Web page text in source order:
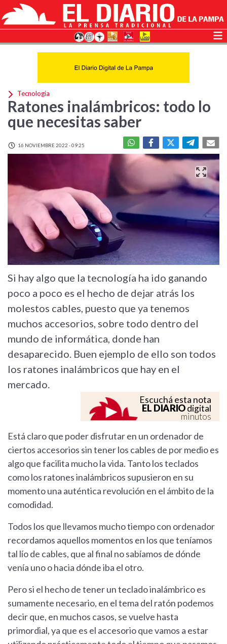
Tecnologia
Ratones inalámbricos: todo lo
que necesitas saber
16 NOVIEMBRE 2022 - 09:25
Si hay algo que la tecnología ha ido ganando
poco a poco es el hecho de dejar atrás los
molestos cables, puesto que ya tenemos
muchos accesorios, sobre todo dentro del
mundo de informática, donde han
desaparecido. Buen ejemplo de ello son todos
los ratones inalámbricos que hay en el
mercado.
Escuchá esta nota
EL DIARIOdigital
minutos
Está claro que poder disfrutar en un ordenador de
ciertos accesorios sin tener los cables de por medio es
algo que facilita mucho la vida. Tanto los teclados
como los ratones inalámbricos supusieron en su
momento una auténtica revolución en el ámbito de la
comodidad.
Todos los que llevamos mucho tiempo con ordenador
recordamos aquellos momentos en los que teníamos
tal lío de cables, que al final no sabíamos de dónde
venía uno o hacia dónde iba el otro.
Pero si el hecho de tener un teclado inalámbrico es
sumamente necesario, en el tema del ratón podemos
decir que, en muchos casos, se vuelve hasta
primordial, ya que es el accesorio que vamos a estar